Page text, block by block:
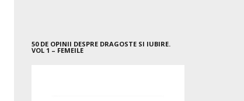
50 DE OPINII DESPRE DRAGOSTE SI IUBIRE.
VOL 1 – FEMEILE